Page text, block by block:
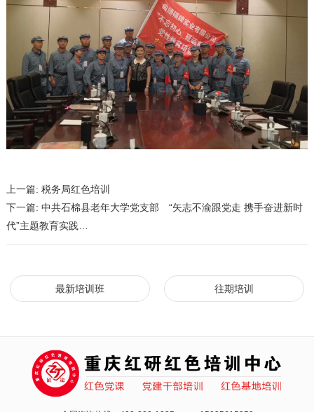
上一篇: 税务局红色培训
下一篇: 中共石棉县老年大学党支部 “矢志不渝跟党走 携手奋进新时
代”主题教育实践…
最新培训班 往期培训